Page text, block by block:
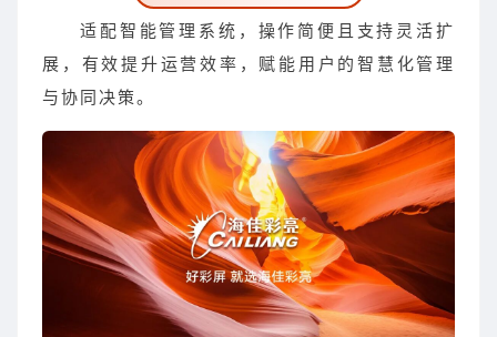
适配智能管理系统，操作简便且支持灵活扩
展，有效提升运营效率，赋能用户的智慧化管理
与协同决策。